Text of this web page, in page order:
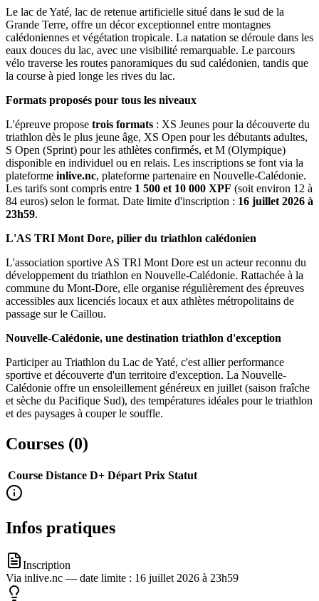
Le lac de Yaté, lac de retenue artificielle situé dans le sud de la
Grande Terre, offre un décor exceptionnel entre montagnes
calédoniennes et végétation tropicale. La natation se déroule dans les
eaux douces du lac, avec une visibilité remarquable. Le parcours
vélo traverse les routes panoramiques du sud calédonien, tandis que
la course à pied longe les rives du lac.
Formats proposés pour tous les niveaux
L'épreuve propose trois formats : XS Jeunes pour la découverte du
triathlon dès le plus jeune âge, XS Open pour les débutants adultes,
S Open (Sprint) pour les athlètes confirmés, et M (Olympique)
disponible en individuel ou en relais. Les inscriptions se font via la
plateforme inlive.nc, plateforme partenaire en Nouvelle-Calédonie.
Les tarifs sont compris entre 1 500 et 10 000 XPF (soit environ 12 à
84 euros) selon le format. Date limite d'inscription : 16 juillet 2026 à
23h59.
L'AS TRI Mont Dore, pilier du triathlon calédonien
L'association sportive AS TRI Mont Dore est un acteur reconnu du
développement du triathlon en Nouvelle-Calédonie. Rattachée à la
commune du Mont-Dore, elle organise régulièrement des épreuves
accessibles aux licenciés locaux et aux athlètes métropolitains de
passage sur le Caillou.
Nouvelle-Calédonie, une destination triathlon d'exception
Participer au Triathlon du Lac de Yaté, c'est allier performance
sportive et découverte d'un territoire d'exception. La Nouvelle-
Calédonie offre un ensoleillement généreux en juillet (saison fraîche
et sèche du Pacifique Sud), des températures idéales pour le triathlon
et des paysages à couper le souffle.
Courses (0)
Course Distance D+ Départ Prix Statut
Infos pratiques
Inscription
Via inlive.nc — date limite : 16 juillet 2026 à 23h59